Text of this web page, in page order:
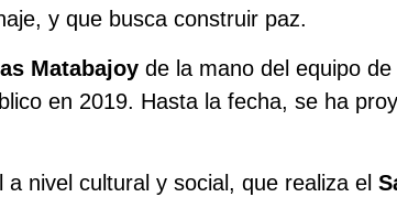
y que busca construir paz.
Matabajoy de la mano del equipo
en 2019. Hasta la fecha, se ha
nivel cultural y social, que realiza el